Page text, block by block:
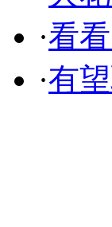
·看
·有